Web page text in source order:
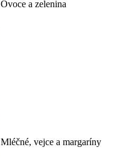
Ovoce a zelenina
Mléčné, vejce a margaríny